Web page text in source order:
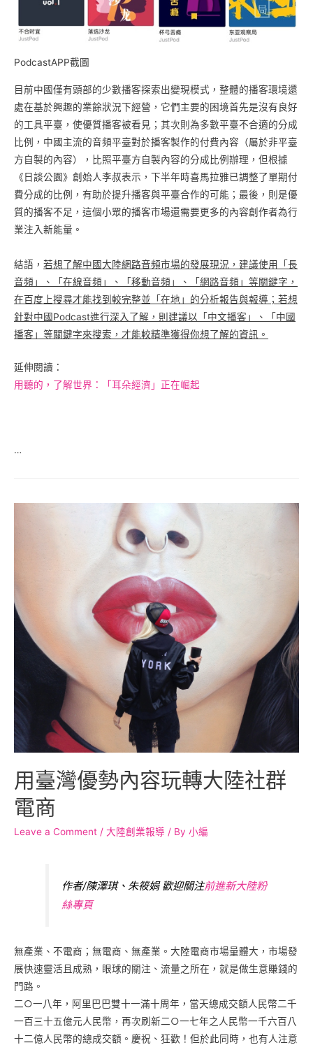
PodcastAPP截圖
目前中國僅有頭部的少數播客探索出變現模式，整體的播客環境還
處在基於興趣的業餘狀況下經營，它們主要的困境首先是沒有良好
的工具平臺，使優質播客被看見；其次則為多數平臺不合適的分成
比例，中國主流的音頻平臺對於播客製作的付費內容（屬於非平臺
方自製的內容），比照平臺方自製內容的分成比例辦理，但根據
《日談公園》創始人李叔表示，下半年時喜馬拉雅已調整了單期付
費分成的比例，有助於提升播客與平臺合作的可能；最後，則是優
質的播客不足，這個小眾的播客市場還需要更多的內容創作者為行
業注入新能量。
結語， 若想了解中國大陸網路音頻市場的發展現況，建議使用「長
音頻」、「在線音頻」、「移動音頻」、「網路音頻」等關鍵字，
在百度上搜尋才能找到較完整並「在地」的分析報告與報導；若想
針對中國Podcast進行深入了解，則建議以「中文播客」、「中國
播客」等關鍵字來搜索，才能較精準獲得你想了解的資訊。
延伸閱讀：
用聽的，了解世界：「耳朵經濟」正在崛起
…
用臺灣優勢內容玩轉大陸社群
電商
Leave a Comment / 大陸創業報導 / By 小編
作者/陳澤琪、朱筱娟 歡迎關注前進新大陸粉
絲專頁
無產業、不電商；無電商、無產業。大陸電商市場量體大，市場發
展快速靈活且成熟，眼球的關注、流量之所在，就是做生意賺錢的
門路。
二○一八年，阿里巴巴雙十一滿十周年，當天總成交額人民幣二千
一百三十五億元人民幣，再次刷新二○一七年之人民幣一千六百八
十二億人民幣的總成交額。慶祝、狂歡！但於此同時，也有人注意